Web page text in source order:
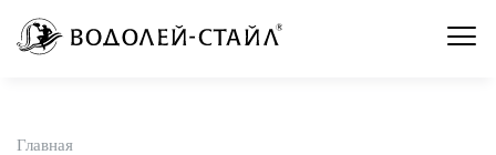
Главная